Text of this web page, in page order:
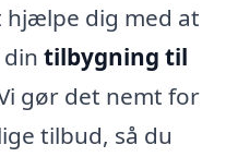
dig med at
tilbygning til
gør det nemt for
tilbud, så du